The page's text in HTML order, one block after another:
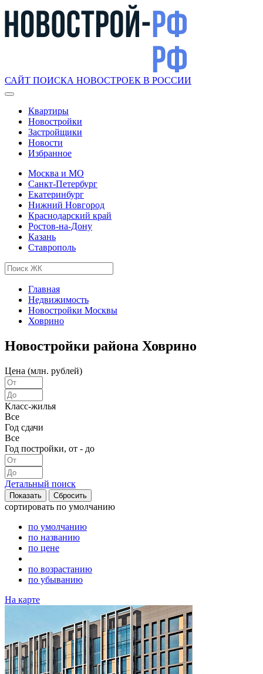
САЙТ ПОИСКА НОВОСТРОЕК В РОССИИ
Квартиры
Новостройки
Застройщики
Новости
Избранное
Москва и МО
Санкт-Петербург
Екатеринбург
Нижний Новгород
Краснодарский край
Ростов-на-Дону
Казань
Ставрополь
Главная
Недвижимость
Новостройки Москвы
Ховрино
Новостройки района Ховрино
Цена (млн. рублей)
Класс-жилья
Все
Год сдачи
Все
Год постройки, от - до
Детальный поиск
сортировать по умолчанию
по умолчанию
по названию
по цене
по возрастанию
по убыванию
На карте